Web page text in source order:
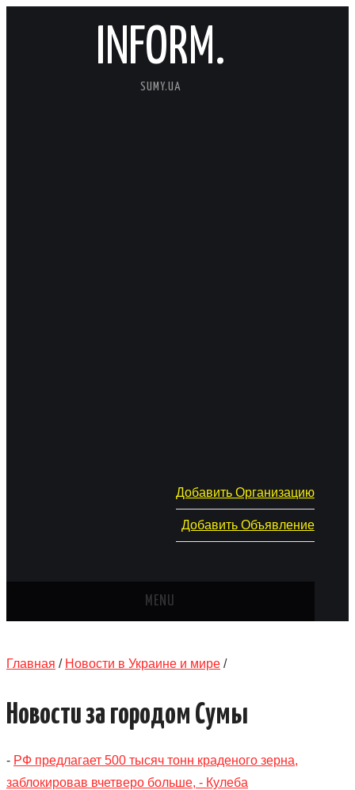
INFORM.
SUMY.UA
Добавить Организацию
Добавить Объявление
MENU
КАТАЛОГ
ОБЪЯВЛЕНИЯ
Главная / Новости в Украине и мире /
Новости за городом Сумы
- РФ предлагает 500 тысяч тонн краденого зерна,
заблокировав вчетверо больше, - Кулеба